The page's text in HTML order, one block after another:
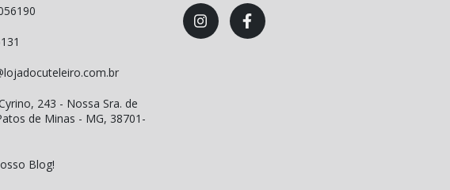
243 - Nossa Sra. de
de Minas - MG, 38701-
Blog!